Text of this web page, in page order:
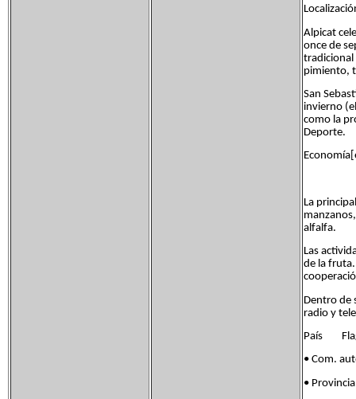
Alpicat
once de
tradicional
pimiento,
San
invierno
como la
Deporte.
La
alfalfa.
Las
de la
Dentro de
radio y
País Flag
• Com.
•